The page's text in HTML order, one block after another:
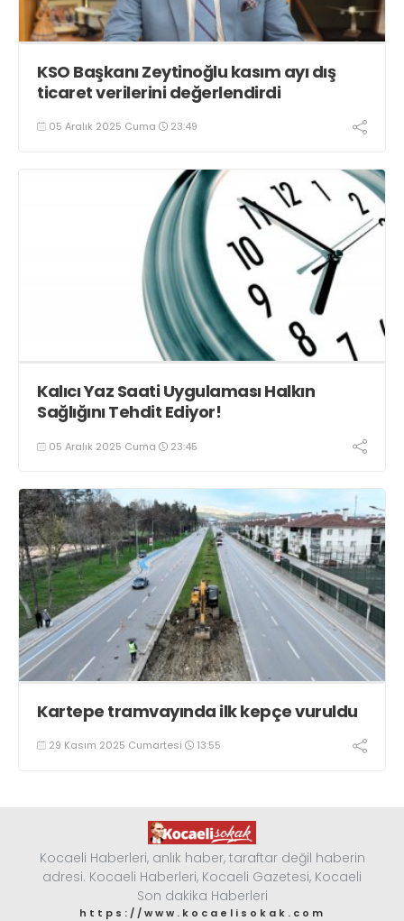
KSO Başkanı Zeytinoğlu kasım ayı dış
ticaret verilerini değerlendirdi
05 Aralık 2025 Cuma 23:49
Kalıcı Yaz Saati Uygulaması Halkın
Sağlığını Tehdit Ediyor!
05 Aralık 2025 Cuma 23:45
Kartepe tramvayında ilk kepçe vuruldu
29 Kasım 2025 Cumartesi 13:55
Kocaeli Haberleri, anlık haber, taraftar değil haberin
adresi. Kocaeli Haberleri, Kocaeli Gazetesi, Kocaeli
Son dakika Haberleri
https://www.kocaelisokak.com